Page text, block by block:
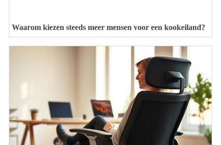
Waarom kiezen steeds meer mensen voor een kookeiland?